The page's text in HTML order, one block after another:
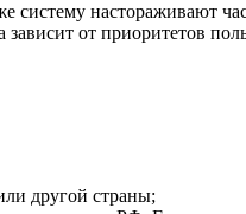
систему настораживают
от приоритетов
другой страны;